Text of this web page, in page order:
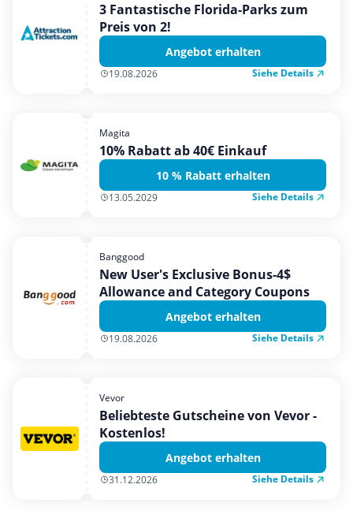
3 Fantastische Florida-Parks zum
Preis von 2!
Angebot erhalten
19.08.2026 Siehe Details
Magita
10% Rabatt ab 40€ Einkauf
10 % Rabatt erhalten
13.05.2029 Siehe Details
Banggood
New User's Exclusive Bonus-4$
Allowance and Category Coupons
Angebot erhalten
19.08.2026 Siehe Details
Vevor
Beliebteste Gutscheine von Vevor -
Kostenlos!
Angebot erhalten
31.12.2026 Siehe Details